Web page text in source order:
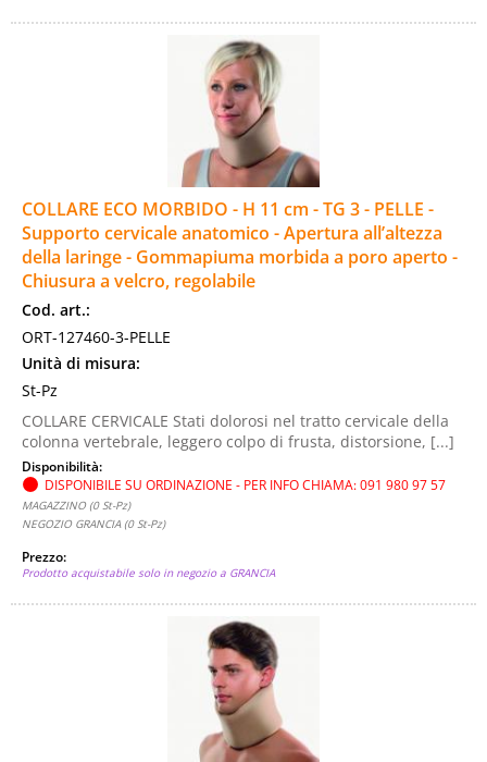
COLLARE ECO MORBIDO - H 11 cm - TG 3 - PELLE -
Supporto cervicale anatomico - Apertura all’altezza
della laringe - Gommapiuma morbida a poro aperto -
Chiusura a velcro, regolabile
Cod. art.:
ORT-127460-3-PELLE
Unità di misura:
St-Pz
COLLARE CERVICALE Stati dolorosi nel tratto cervicale della
colonna vertebrale, leggero colpo di frusta, distorsione, [...]
Disponibilità:
DISPONIBILE SU ORDINAZIONE - PER INFO CHIAMA: 091 980 97 57
MAGAZZINO (0 St-Pz)
NEGOZIO GRANCIA (0 St-Pz)
Prezzo:
Prodotto acquistabile solo in negozio a GRANCIA